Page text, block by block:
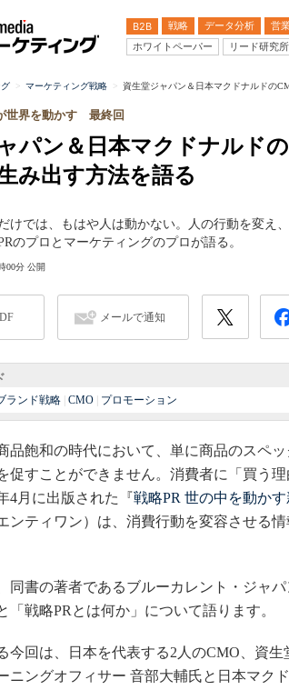
B2B 戦略 データ分析 営
ホワイトペーパー
リード研究所
マーケティング戦略 資生堂ジャパン＆日本マクドナルドの
パン＆日本マクドナルド
み出す方法を語る
世界を動かす 最終回
けでは、もはや人は動かない。人の行動を変え
のプロとマーケティングのプロが語る。
00分 公開
メールで通知
ランド戦略 CMO プロモーション
飽和の時代において、単に商品のスペ
促すことができません。消費者に「買う
4月に出版された『戦略PR 世の中を動か
ンティワン）は、消費行動を変容させる
書の著者であるブルーカレント・ジャ
「戦略PRとは何か」について語ります。
回は、日本を代表する2人のCMO、資生
ニングオフィサー 音部大輔氏と日本マク